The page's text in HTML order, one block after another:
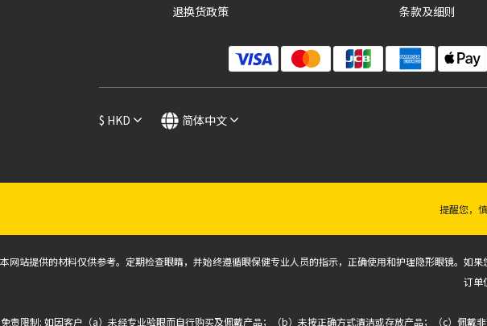
退换货政策
条款及细则
$ HKD 简体中文
提醒您，
本网站提供的材料仅供参考。定期检查眼睛，并始终遵循眼保健专业人员的指示，正确使用和护理隐形眼镜。如
订单
免责限制: 如因客户（a）未经专业验眼而自行购买及佩戴产品；（b）未按正确方式清洁或存放产品；（c）佩